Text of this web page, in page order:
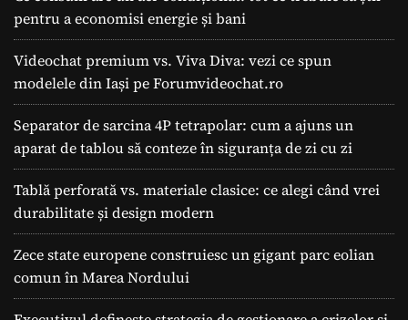
pentru a economisi energie și bani
Videochat premium vs. Viva Diva: vezi ce spun
modelele din Iași pe Forumvideochat.ro
Separator de sarcina 4P tetrapolar: cum a ajuns un
aparat de tablou să conteze în siguranța de zi cu zi
Tablă perforată vs. materiale clasice: ce alegi când vrei
durabilitate și design modern
Zece state europene construiesc un gigant parc eolian
comun în Marea Nordului